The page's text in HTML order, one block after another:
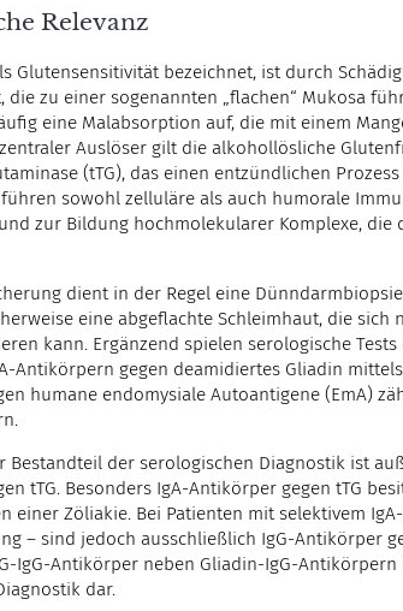
Relevanz
Glutensensitivität bezeichnet, ist durch
die zu einer sogenannten „flachen“ Mukosa
eine Malabsorption auf, die mit einem
Auslöser gilt die alkohollösliche
(tTG), das einen entzündlichen
sowohl zelluläre als auch humorale
zur Bildung hochmolekularer Komplexe,
dient in der Regel eine
eine abgeflachte Schleimhaut, die sich
kann. Ergänzend spielen serologische
Antikörpern gegen deamidiertes Gliadin
humane endomysiale Autoantigene (EmA)
Bestandteil der serologischen Diagnostik ist
tTG. Besonders IgA-Antikörper gegen tTG
einer Zöliakie. Bei Patienten mit selektivem
– sind jedoch ausschließlich IgG-Antikörper
IgG-Antikörper neben Gliadin-IgG-
dar.